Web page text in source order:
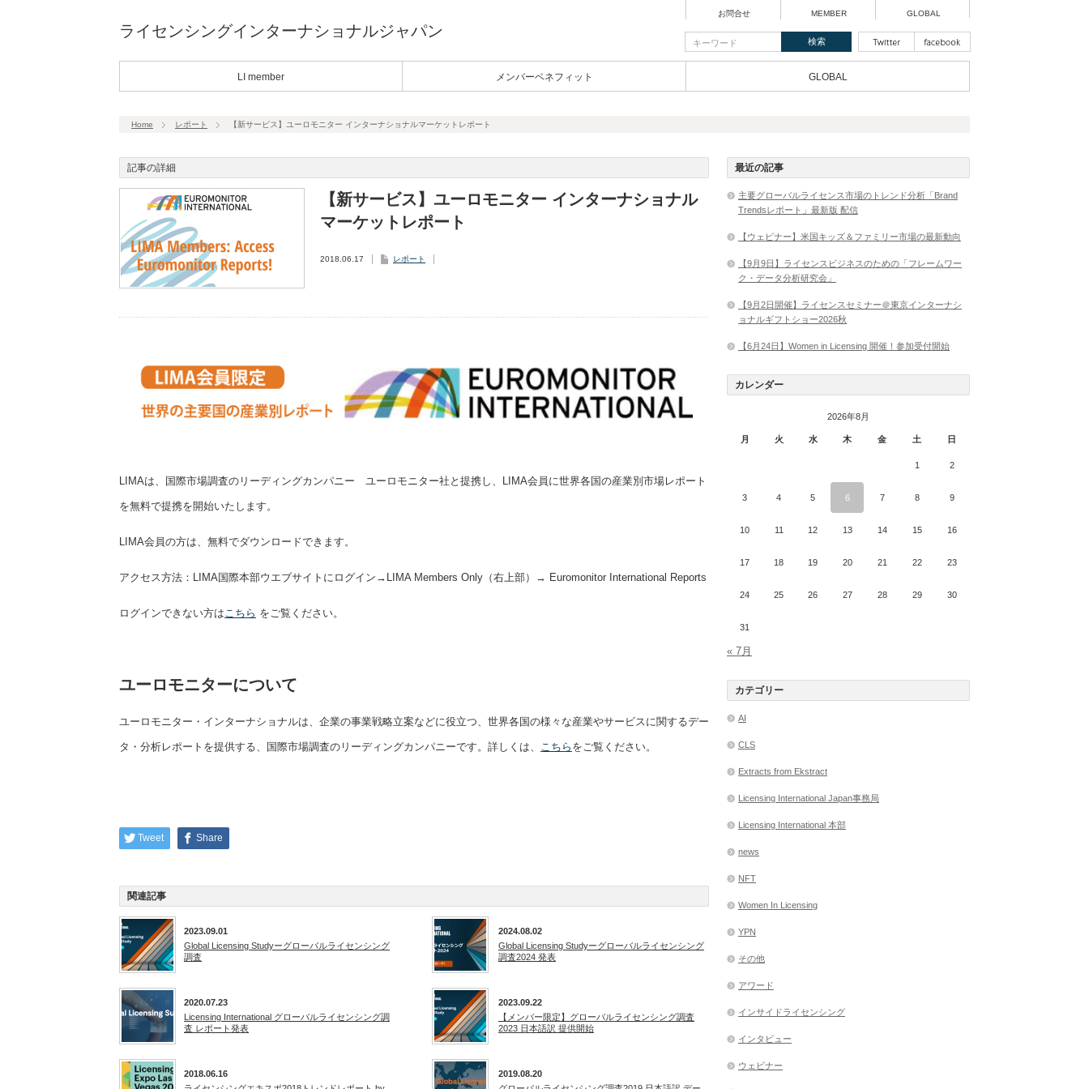
ライセンシングインターナショナルジャパン
お問合せ MEMBER GLOBAL
LI member メンバーベネフィット GLOBAL
Home レポート 【新サービス】ユーロモニター インターナショナルマーケットレポート
記事の詳細
【新サービス】ユーロモニター インターナショナル
マーケットレポート
2018.06.17 レポート
LIMAは、国際市場調査のリーディングカンパニー ユーロモニター社と提携し、LIMA会員に世界各国の産業別市場レポート
を無料で提携を開始いたします。
LIMA会員の方は、無料でダウンロードできます。
アクセス方法：LIMA国際本部ウエブサイトにログイン→LIMA Members Only（右上部）→ Euromonitor International Reports
ログインできない方は こちら をご覧ください。
ユーロモニターについて
ユーロモニター・インターナショナルは、企業の事業戦略立案などに役立つ、世界各国の様々な産業やサービスに関するデー
タ・分析レポートを提供する、国際市場調査のリーディングカンパニーです。詳しくは、 こちら をご覧ください。
Tweet Share
関連記事
2023.09.01
Global Licensing Studyーグローバルライセンシング
調査
2024.08.02
Global Licensing Studyーグローバルライセンシング
調査2024 発表
2020.07.23
Licensing International グローバルライセンシング調
査 レポート発表
2023.09.22
【メンバー限定】グローバルライセンシング調査
2023 日本語訳 提供開始
2018.06.16
2019.08.20
最近の記事
主要グローバルライセンス市場のトレンド分析「Brand
Trendsレポート」最新版 配信
【ウェビナー】米国キッズ＆ファミリー市場の最新動向
【9月9日】ライセンスビジネスのための「フレームワー
ク・データ分析研究会」
【9月2日開催】ライセンスセミナー＠東京インターナシ
ョナルギフトショー2026秋
【6月24日】Women in Licensing 開催！参加受付開始
カレンダー
2026年8月
月 火 水 木 金 土 日
1 2
3 4 5 6 7 8 9
10 11 12 13 14 15 16
17 18 19 20 21 22 23
24 25 26 27 28 29 30
31
« 7月
カテゴリー
AI
CLS
Extracts from Ekstract
Licensing International Japan事務局
Licensing International 本部
news
NFT
Women In Licensing
YPN
その他
アワード
インサイドライセンシング
インタビュー
ウェビナー